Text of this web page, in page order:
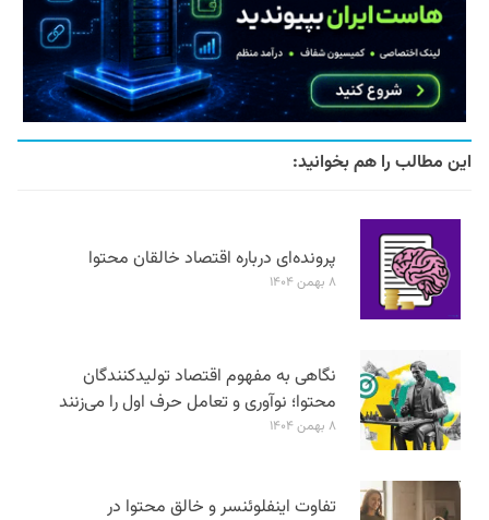
این مطالب را هم بخوانید:
پرونده‌ای درباره اقتصاد خالقان محتوا
۸ بهمن ۱۴۰۴
نگاهی به مفهوم اقتصاد تولیدکنندگان
محتوا؛ نوآوری و تعامل حرف اول را می‌زنند
۸ بهمن ۱۴۰۴
تفاوت اینفلوئنسر و خالق محتوا در